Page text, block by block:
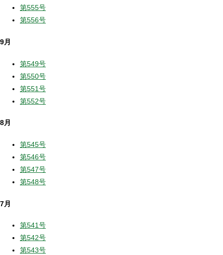
第555号
第556号
9月
第549号
第550号
第551号
第552号
8月
第545号
第546号
第547号
第548号
7月
第541号
第542号
第543号